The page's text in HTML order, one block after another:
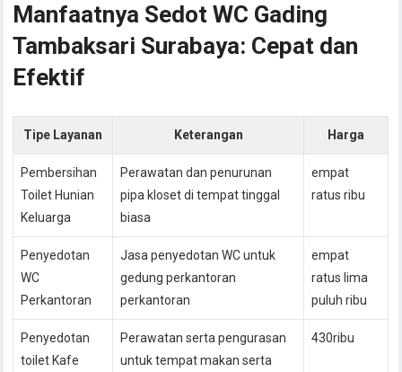
Manfaatnya Sedot WC Gading
Tambaksari Surabaya: Cepat dan
Efektif
Tipe Layanan Keterangan Harga
Pembersihan
Toilet Hunian
Keluarga
Perawatan dan penurunan
pipa kloset di tempat tinggal
biasa
empat
ratus ribu
Penyedotan
WC
Perkantoran
Jasa penyedotan WC untuk
gedung perkantoran
perkantoran
empat
ratus lima
puluh ribu
Penyedotan
toilet Kafe
Perawatan serta pengurasan
untuk tempat makan serta
430ribu